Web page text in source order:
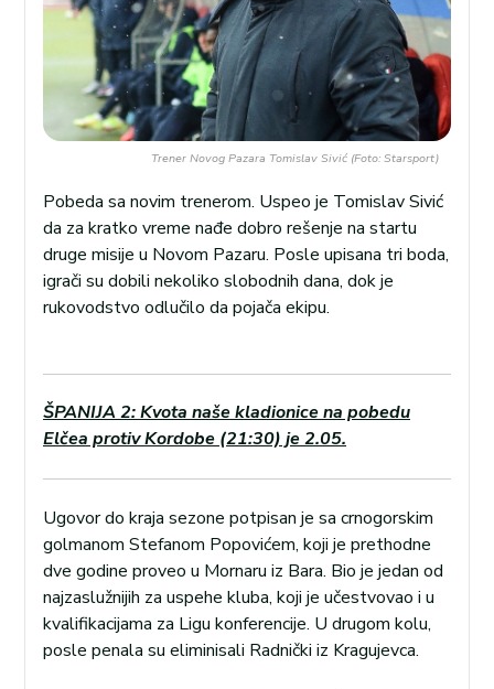
Trener Novog Pazara Tomislav Sivić (Foto: Starsport)
Pobeda sa novim trenerom. Uspeo je Tomislav Sivić
da za kratko vreme nađe dobro rešenje na startu
druge misije u Novom Pazaru. Posle upisana tri boda,
igrači su dobili nekoliko slobodnih dana, dok je
rukovodstvo odlučilo da pojača ekipu.
ŠPANIJA 2: Kvota naše kladionice na pobedu
Elčea protiv Kordobe (21:30) je 2.05.
Ugovor do kraja sezone potpisan je sa crnogorskim
golmanom Stefanom Popovićem, koji je prethodne
dve godine proveo u Mornaru iz Bara. Bio je jedan od
najzaslužnijih za uspehe kluba, koji je učestvovao i u
kvalifikacijama za Ligu konferencije. U drugom kolu,
posle penala su eliminisali Radnički iz Kragujevca.